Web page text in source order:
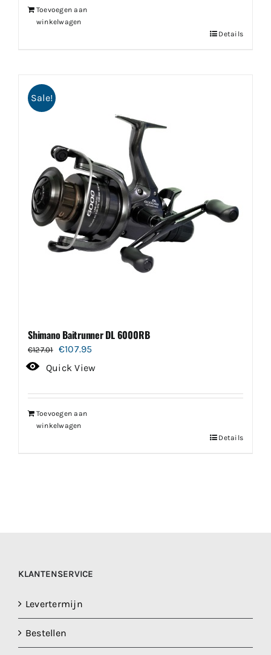
Toevoegen aan
winkelwagen
Details
Sale!
Shimano Baitrunner DL 6000RB
€127.01
Oorspronkelijke
prijs
€127.01.
€107.95
prijs
€107.95.
Quick View
Toevoegen aan
winkelwagen
Details
KLANTENSERVICE
Levertermijn
Bestellen